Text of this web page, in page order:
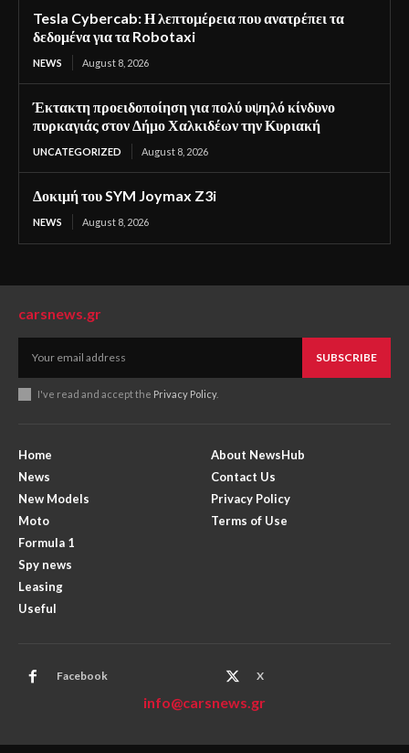
Tesla Cybercab: Η λεπτομέρεια που ανατρέπει τα
δεδομένα για τα Robotaxi
NEWS August 8, 2026
Έκτακτη προειδοποίηση για πολύ υψηλό κίνδυνο
πυρκαγιάς στον Δήμο Χαλκιδέων την Κυριακή
UNCATEGORIZED August 8, 2026
Δοκιμή του SYM Joymax Z3i
NEWS August 8, 2026
carsnews.gr
SUBSCRIBE
I've read and accept the Privacy Policy.
Home
News
New Models
Moto
Formula 1
Spy news
Leasing
Useful
About NewsHub
Contact Us
Privacy Policy
Terms of Use
Facebook X
info@carsnews.gr